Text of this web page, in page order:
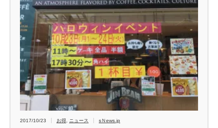
2017/10/23 お得 ニュース sＮews.jp